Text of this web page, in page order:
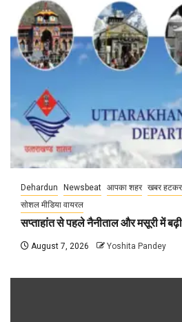
Dehardun Newsbeat आपका शहर खबर हटकर
सोशल मीडिया वायरल
सप्ताहांत से पहले नैनीताल और मसूरी में
August 7, 2026 Yoshita Pandey